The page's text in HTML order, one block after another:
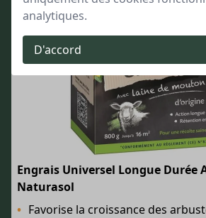
analytiques.
D'accord
Engrais Universel Longue Durée
Naturasol
Favorise la croissance des arbustes à fleurs, des légumes